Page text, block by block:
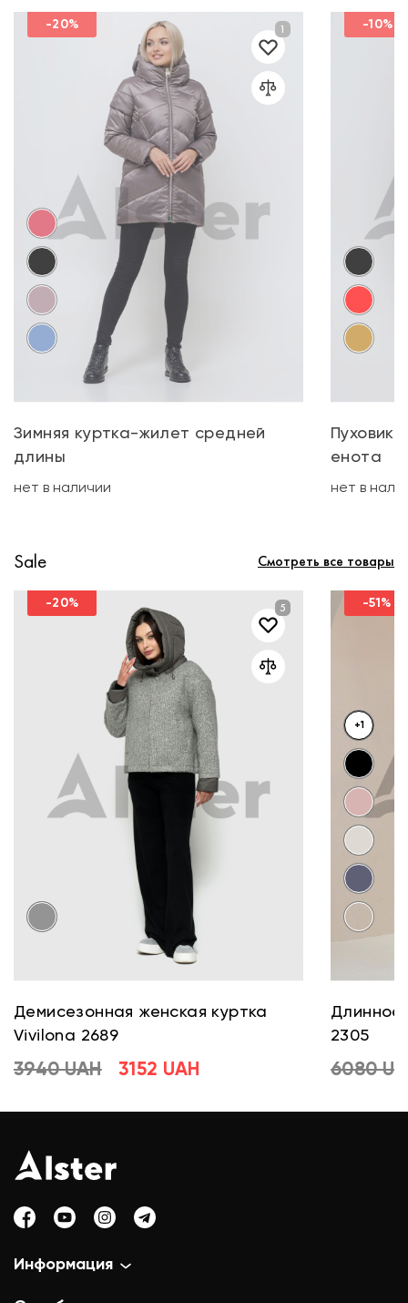
-20%
Зимняя куртка-жилет средней
длины
нет в наличии
-10%
Пуховик
енота
нет в
Sale Смотреть все товары
-20%
Демисезонная женская куртка
Vivilona 2689
3940 UAH 3152 UAH
-51%
+1
Длинное
2305
6080
Информация